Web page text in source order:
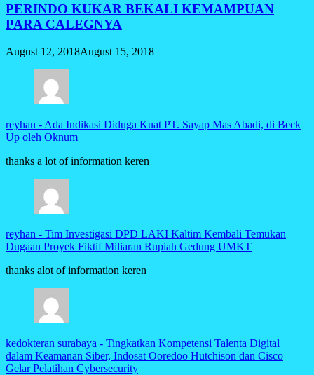
PERINDO KUKAR BEKALI KEMAMPUAN
PARA CALEGNYA
August 12, 2018August 15, 2018
reyhan - Ada Indikasi Diduga Kuat PT. Sayap Mas Abadi, di Beck
Up oleh Oknum
thanks a lot of information keren
reyhan - Tim Investigasi DPD LAKI Kaltim Kembali Temukan
Dugaan Proyek Fiktif Miliaran Rupiah Gedung UMKT
thanks alot of information keren
kedokteran surabaya - Tingkatkan Kompetensi Talenta Digital
dalam Keamanan Siber, Indosat Ooredoo Hutchison dan Cisco
Gelar Pelatihan Cybersecurity